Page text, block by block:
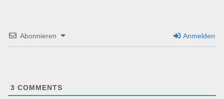
Abonnieren Anmelden
3 COMMENTS